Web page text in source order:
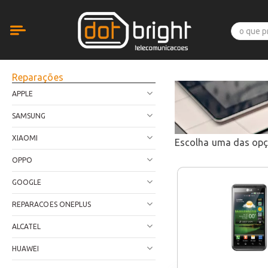
Reparações
APPLE
SAMSUNG
XIAOMI
OPPO
GOOGLE
REPARACOES ONEPLUS
ALCATEL
HUAWEI
Escolha uma das